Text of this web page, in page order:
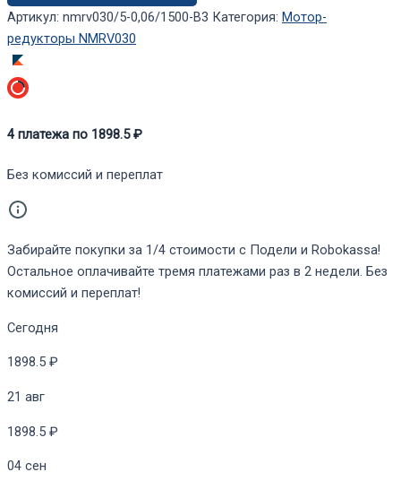
0,06/1500-
B3
Артикул: nmrv030/5-0,06/1500-B3 Категория: Мотор-
редукторы NMRV030
4 платежа по 1898.5₽
Без комиссий и переплат
Забирайте покупки за 1/4 стоимости с Подели и Robokassa!
Остальное оплачивайте тремя платежами раз в 2 недели. Без
комиссий и переплат!
Сегодня
1898.5 ₽
21 авг
1898.5 ₽
04 сен